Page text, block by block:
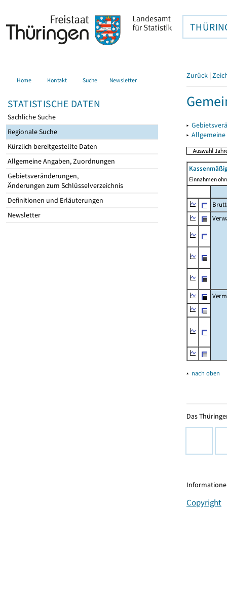
Home Kontakt Suche Newsletter
STATISTISCHE DATEN
Sachliche Suche
Regionale Suche
Kürzlich bereitgestellte Daten
Allgemeine Angaben, Zuordnungen
Gebietsveränderungen,
Änderungen zum Schlüsselverzeichnis
Definitionen und Erläuterungen
Newsletter
Zurück |
▸
▸
Einnahmen
▴ nach oben
Das
Copyright